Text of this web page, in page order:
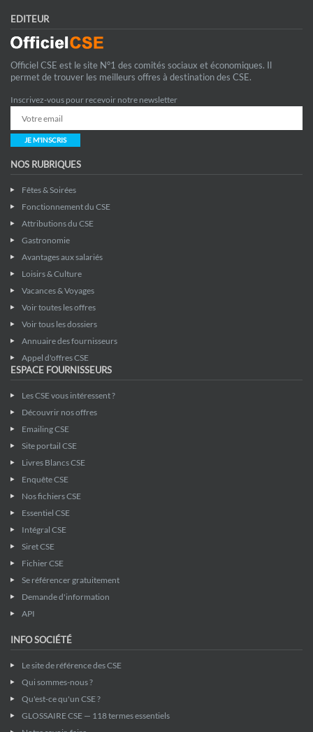
EDITEUR
Officiel CSE est le site N°1 des comités sociaux et économiques. Il
permet de trouver les meilleurs offres à destination des CSE.
Inscrivez-vous pour recevoir notre newsletter
JE M'INSCRIS
NOS RUBRIQUES
Fêtes & Soirées
Fonctionnement du CSE
Attributions du CSE
Gastronomie
Avantages aux salariés
Loisirs & Culture
Vacances & Voyages
Voir toutes les offres
Voir tous les dossiers
Annuaire des fournisseurs
Appel d'offres CSE
ESPACE FOURNISSEURS
Les CSE vous intéressent ?
Découvrir nos offres
Emailing CSE
Site portail CSE
Livres Blancs CSE
Enquête CSE
Nos fichiers CSE
Essentiel CSE
Intégral CSE
Siret CSE
Fichier CSE
Se référencer gratuitement
Demande d'information
API
INFO SOCIÉTÉ
Le site de référence des CSE
Qui sommes-nous ?
Qu'est-ce qu'un CSE ?
GLOSSAIRE CSE — 118 termes essentiels